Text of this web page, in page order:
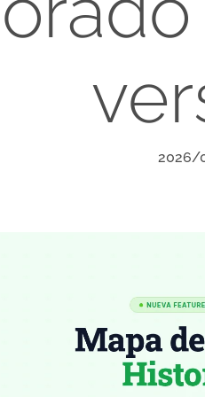
2026/